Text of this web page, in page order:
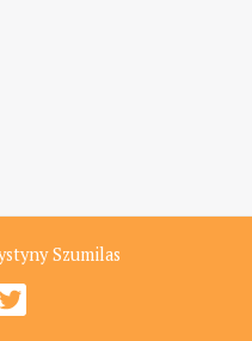
Szumilas